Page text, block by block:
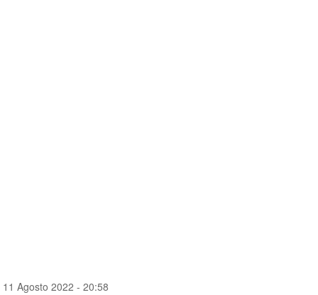
11 Agosto 2022 - 20:58